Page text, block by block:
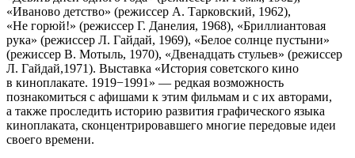
«Иваново детство» (режиссер А. Тарковский, 1962),
«Не горюй!» (режиссер Г. Данелия, 1968), «Бриллиантовая
рука» (режиссер Л. Гайдай, 1969), «Белое солнце пустыни»
(режиссер В. Мотыль, 1970), «Двенадцать стульев» (режиссер
Л. Гайдай,1971). Выставка «История советского кино
в киноплакате. 1919−1991» — редкая возможность
познакомиться с афишами к этим фильмам и с их авторами,
а также проследить историю развития графического языка
киноплаката, сконцентрировавшего многие передовые идеи
своего времени.